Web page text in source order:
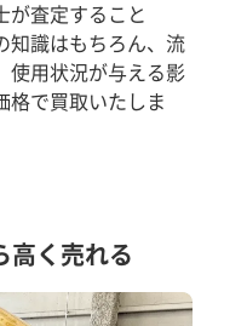
が査定すること
知識はもちろん、流
使用状況が与える影
格で買取いたしま
高く売れる